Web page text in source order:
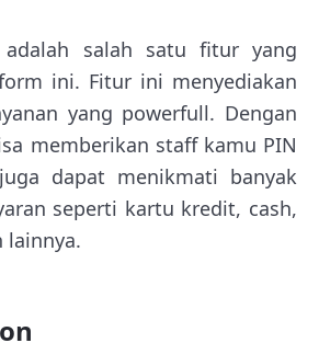
adalah salah satu fitur yang
ini. Fitur ini menyediakan
yang powerfull. Dengan
memberikan staff kamu PIN
dapat menikmati banyak
seperti kartu kredit, cash,
lainnya.